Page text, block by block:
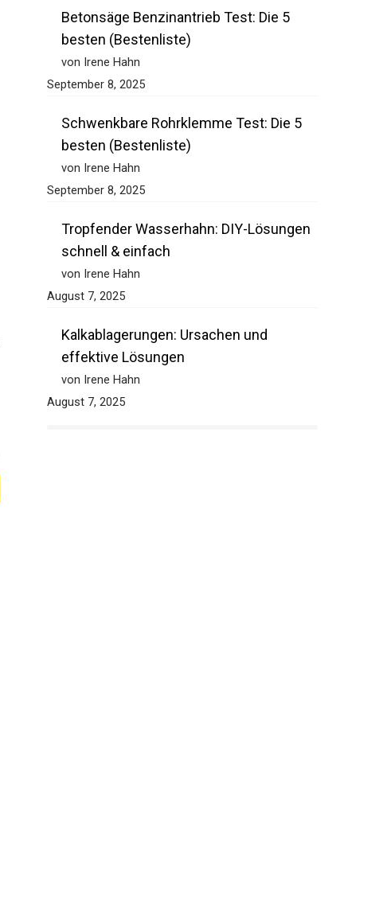
Betonsäge Benzinantrieb Test: Die 5
besten (Bestenliste)
von Irene Hahn
September 8, 2025
Schwenkbare Rohrklemme Test: Die 5
besten (Bestenliste)
von Irene Hahn
September 8, 2025
Tropfender Wasserhahn: DIY-Lösungen
schnell & einfach
von Irene Hahn
August 7, 2025
Kalkablagerungen: Ursachen und
effektive Lösungen
von Irene Hahn
August 7, 2025